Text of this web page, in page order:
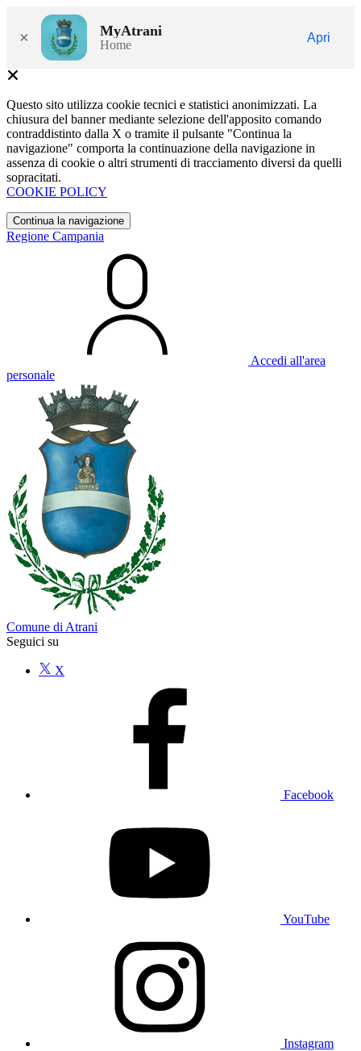
× MyAtrani
Home
Apri
Questo sito utilizza cookie tecnici e statistici anonimizzati. La
chiusura del banner mediante selezione dell'apposito comando
contraddistinto dalla X o tramite il pulsante "Continua la
navigazione" comporta la continuazione della navigazione in
assenza di cookie o altri strumenti di tracciamento diversi da quelli
sopracitati.
COOKIE POLICY
Continua la navigazione
Regione Campania
Accedi all'area
personale
Comune di Atrani
Seguici su
X
Facebook
YouTube
Instagram